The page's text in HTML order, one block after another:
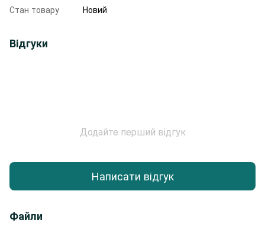
Стан товару
Новий
Відгуки
Додайте перший відгук
Написати відгук
Файли